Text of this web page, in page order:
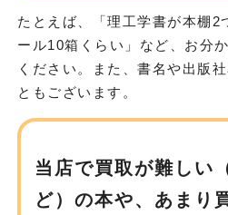
たとえば、「理工学書が本棚2
ール10箱くらい」など、お分
ください。また、書名や出版
ともございます。
当店で買取が難しい
ど）の本や、 あまり